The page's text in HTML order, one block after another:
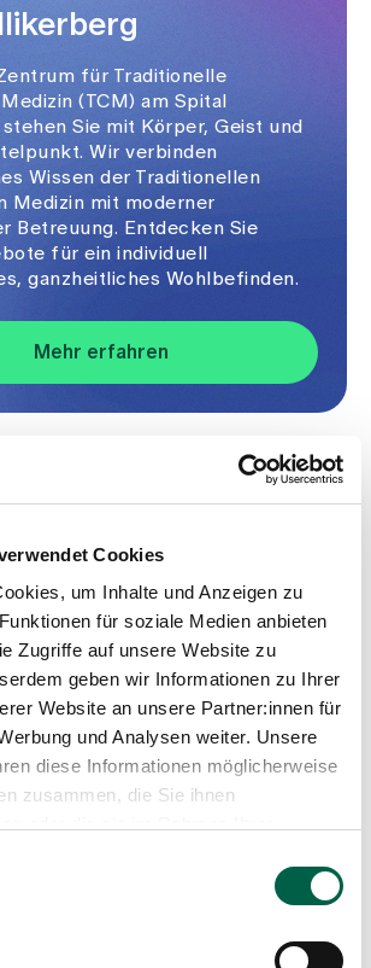
Cookies
um Inhalte und Anzeigen zu
für soziale Medien anbieten
Zugriffe auf unsere Website zu
geben wir Informationen zu Ihrer
Website an unsere Partner:innen für
und Analysen weiter. Unsere
diese Informationen möglicherweise
zusammen, die Sie ihnen
für Traditionelle
(TCM) am Spital
Sie mit Körper, Geist und
Wir verbinden
Wissen der Traditionellen
Medizin mit moderner
Betreuung. Entdecken Sie
für ein individuell
ganzheitliches Wohlbefinden.
Mehr erfahren
Sie darüber
sich lange allein mit ihren
mit vertrauten Menschen oder mit
Sie müssen Ihre
erklären noch rechtfertigen und
annehmen.
mit anderen Betroffenen kann
sein. DemSelbsthilfegruppeverein
gehören betroffene
treffen.
Sie sich
Je besser Sie verstehen,